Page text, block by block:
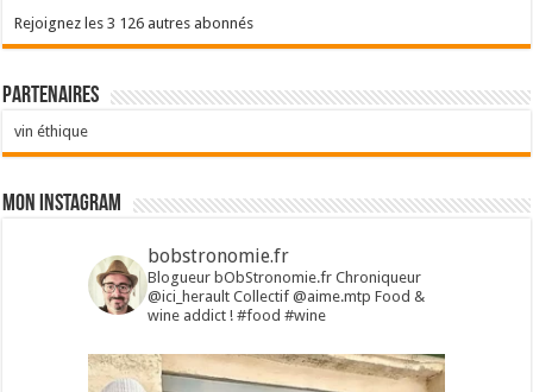
Rejoignez les 3 126 autres abonnés
Partenaires
vin éthique
Mon Instagram
bobstronomie.fr
Blogueur bObStronomie.fr Chroniqueur
@ici_heraultCollectif @aime.mtp Food &
wine addict !#food #wine